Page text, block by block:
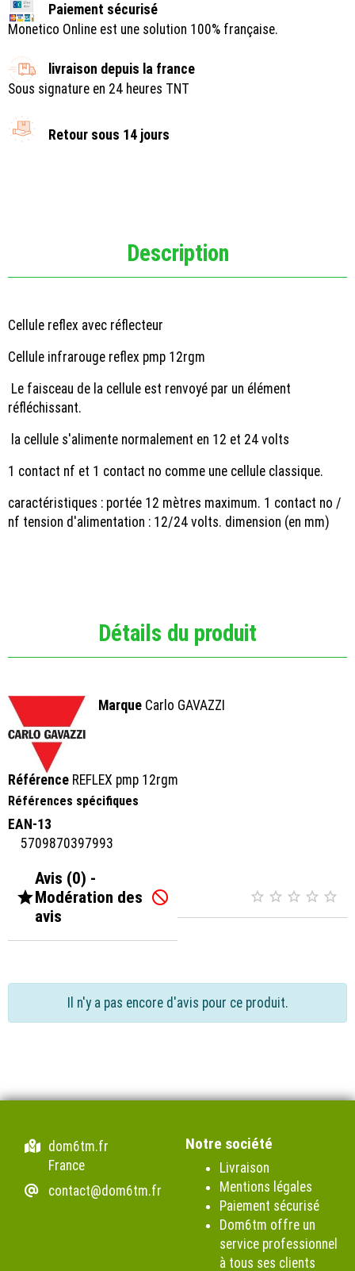
Paiement sécurisé
Monetico Online est une solution 100% française.
livraison depuis la france
Sous signature en 24 heures TNT
Retour sous 14 jours
Description
Cellule reflex avec réflecteur
Cellule infrarouge reflex pmp 12rgm
Le faisceau de la cellule est renvoyé par un élément
réfléchissant.
la cellule s'alimente normalement en 12 et 24 volts
1 contact nf et 1 contact no comme une cellule classique.
caractéristiques : portée 12 mètres maximum. 1 contact no /
nf tension d'alimentation : 12/24 volts. dimension (en mm)
Détails du produit
Marque Carlo GAVAZZI
Référence REFLEX pmp 12rgm
Références spécifiques
EAN-13
5709870397993

Avis (0) -
Modération des
avis
     
Il n'y a pas encore d'avis pour ce produit.
dom6tm.fr
France
contact@dom6tm.fr
Notre société
Livraison
Mentions légales
Paiement sécurisé
Dom6tm offre un
service professionnel
à tous ses clients